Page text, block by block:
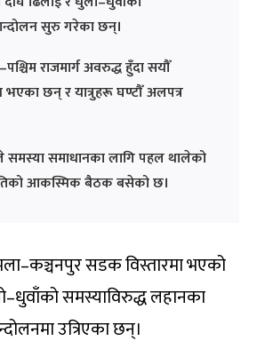
सुरु गरेका छन्।
राजमार्ग अवरुद्ध हुँदा सयौँ
भएका छन् र यात्रुहरू घण्टौँ अलपत्र
समस्या समाधानका लागि पहल थालेको
आकस्मिक बैठक बसेको छ।
सडक विस्तारमा भएको
समस्याविरुद्ध लहानका
उत्रिएका छन्।